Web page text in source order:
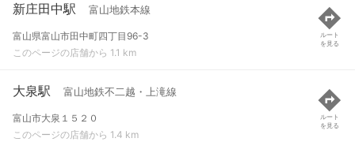
新庄田中駅 富山地鉄本線
富山県富山市田中町四丁目96-3
このページの店舗から 1.1 km
ルート
を見る
大泉駅 富山地鉄不二越・上滝線
富山市大泉１５２０
このページの店舗から 1.4 km
ルート
を見る